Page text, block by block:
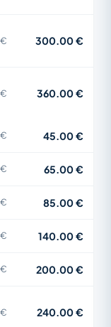
€ 300.00 €
360.00 €
45.00 €
65.00 €
85.00 €
140.00 €
200.00 €
240.00 €